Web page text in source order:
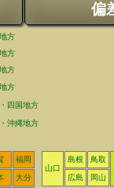
偏
方
方
方
方
四国地方
沖縄地方
福岡
山口
島根
鳥取
大分 広島 岡山